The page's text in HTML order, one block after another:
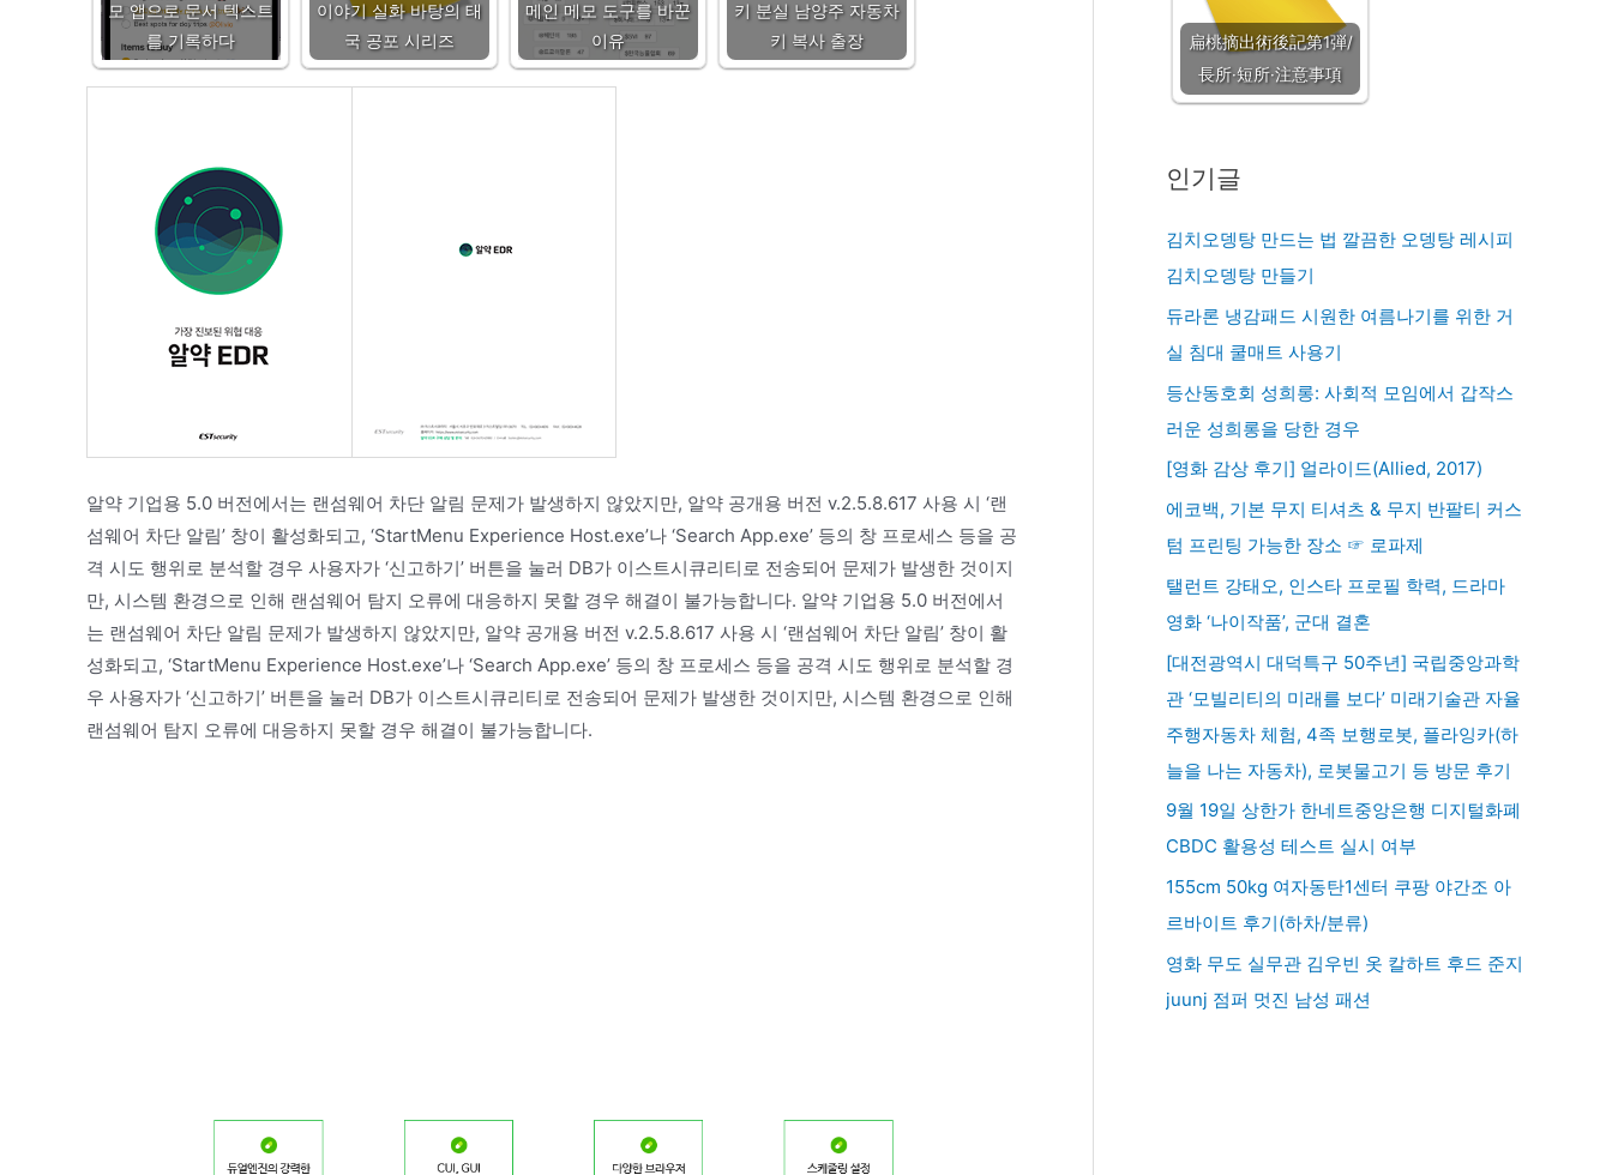
모 앱으로 문서 텍스트
를 기록하다
이야기 실화 바탕의 태
국 공포 시리즈
메인 메모 도구를 바꾼
이유
키 분실 남양주 자동차
키 복사 출장
알약 기업용 5.0 버전에서는 랜섬웨어 차단 알림 문제가 발생하지 않았지만, 알약 공개용 버전 v.2.5.8.617 사용 시 ‘랜
섬웨어 차단 알림’ 창이 활성화되고, ‘StartMenu Experience Host.exe’나 ‘Search App.exe’ 등의 창 프로세스 등을 공
격 시도 행위로 분석할 경우 사용자가 ‘신고하기’ 버튼을 눌러 DB가 이스트시큐리티로 전송되어 문제가 발생한 것이지
만, 시스템 환경으로 인해 랜섬웨어 탐지 오류에 대응하지 못할 경우 해결이 불가능합니다. 알약 기업용 5.0 버전에서
는 랜섬웨어 차단 알림 문제가 발생하지 않았지만, 알약 공개용 버전 v.2.5.8.617 사용 시 ‘랜섬웨어 차단 알림’ 창이 활
성화되고, ‘StartMenu Experience Host.exe’나 ‘Search App.exe’ 등의 창 프로세스 등을 공격 시도 행위로 분석할 경
우 사용자가 ‘신고하기’ 버튼을 눌러 DB가 이스트시큐리티로 전송되어 문제가 발생한 것이지만, 시스템 환경으로 인해
랜섬웨어 탐지 오류에 대응하지 못할 경우 해결이 불가능합니다.
扁桃摘出術後記第1弾/
長所·短所·注意事項
인기글
김치오뎅탕 만드는 법 깔끔한 오뎅탕 레시피
김치오뎅탕 만들기
듀라론 냉감패드 시원한 여름나기를 위한 거
실 침대 쿨매트 사용기
등산동호회 성희롱: 사회적 모임에서 갑작스
러운 성희롱을 당한 경우
[영화 감상 후기] 얼라이드(Allied, 2017)
에코백, 기본 무지 티셔츠 & 무지 반팔티 커스
텀 프린팅 가능한 장소 ☞ 로파제
탤런트 강태오, 인스타 프로필 학력, 드라마
영화 ‘나이작품’, 군대 결혼
[대전광역시 대덕특구 50주년] 국립중앙과학
관 ‘모빌리티의 미래를 보다’ 미래기술관 자율
주행자동차 체험, 4족 보행로봇, 플라잉카(하
늘을 나는 자동차), 로봇물고기 등 방문 후기
9월 19일 상한가 한네트중앙은행 디지털화폐
CBDC 활용성 테스트 실시 여부
155cm 50kg 여자동탄1센터 쿠팡 야간조 아
르바이트 후기(하차/분류)
영화 무도 실무관 김우빈 옷 칼하트 후드 준지
juunj 점퍼 멋진 남성 패션